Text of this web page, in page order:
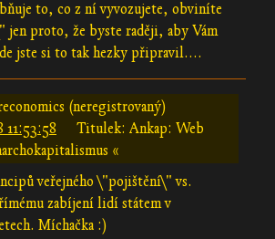
to, co z ní vyvozujete, obviníte
jen proto, že byste raději, aby Vám
jste si to tak hezky připravil....
(neregistrovaný)
11:53:58
Titulek: Ankap: Web
«
veřejného \"pojištění\" vs.
zabíjení lidí státem v
Míchačka :)